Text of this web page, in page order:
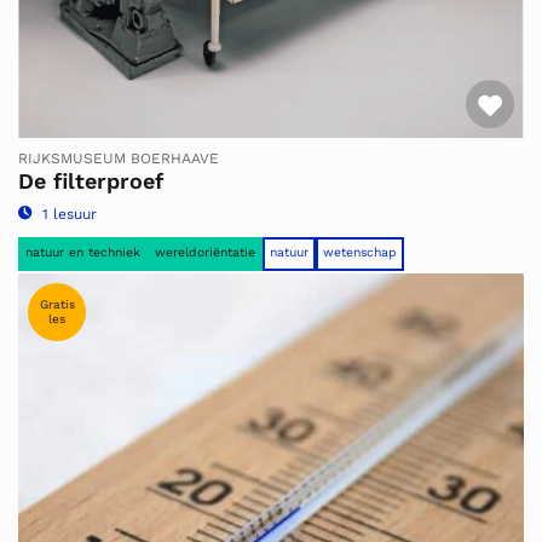
RIJKSMUSEUM BOERHAAVE
De filterproef
1 lesuur
natuur en techniek wereldoriëntatie natuur wetenschap
Gratis
les